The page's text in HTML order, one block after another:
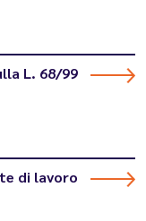
L. 68/99
di lavoro